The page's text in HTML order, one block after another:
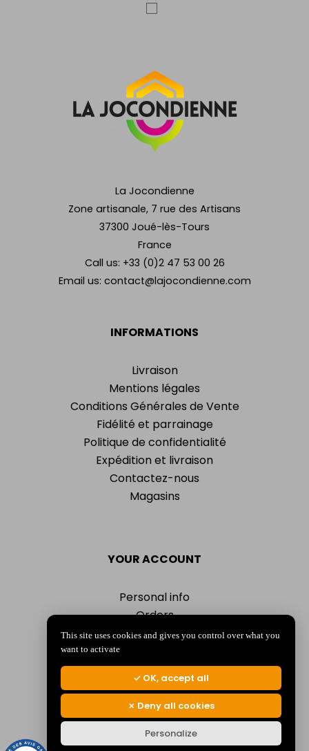
INFORMATIONS
Livraison
Mentions légales
Conditions Générales de Vente
Fidélité et parrainage
Politique de confidentialité
Expédition et livraison
Contactez-nous
Magasins
YOUR ACCOUNT
Personal info
Orders
Addresses
My alerts
La Jocondienne
Zone artisanale, 7 rue des Artisans
37300 Joué-lès-Tours
France
Call us: +33 (0)2 47 53 00 26
Email us: contact@lajocondienne.com
© 2026 La Jocondienne
This site uses cookies and gives you control over what you
want to activate
OK, accept all
Deny all cookies
Personalize